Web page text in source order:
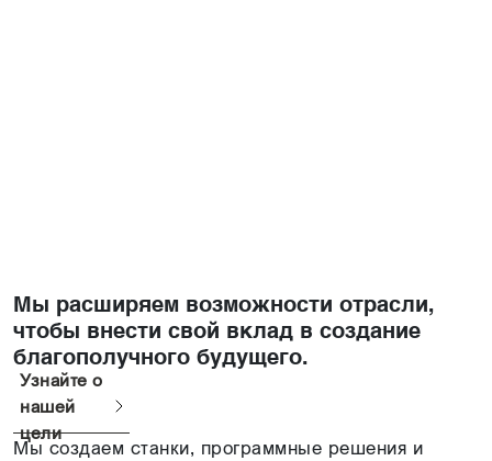
Мы расширяем возможности отрасли,
чтобы внести свой вклад в создание
благополучного будущего.
Узнайте о
нашей
цели
Мы создаем станки, программные решения и